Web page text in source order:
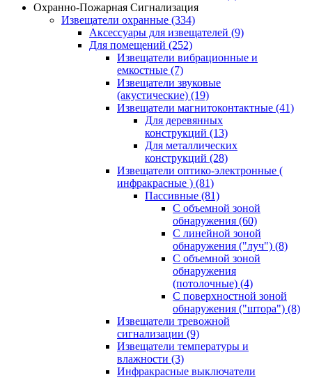
Охранно-Пожарная Сигнализация
Извещатели охранные (334)
Аксессуары для извещателей (9)
Для помещений (252)
Извещатели вибрационные и
емкостные (7)
Извещатели звуковые
(акустические) (19)
Извещатели магнитоконтактные (41)
Для деревянных
конструкций (13)
Для металлических
конструкций (28)
Извещатели оптико-электронные (
инфракрасные ) (81)
Пассивные (81)
С объемной зоной
обнаружения (60)
С линейной зоной
обнаружения ("луч") (8)
С объемной зоной
обнаружения
(потолочные) (4)
С поверхностной зоной
обнаружения ("штора") (8)
Извещатели тревожной
сигнализации (9)
Извещатели температуры и
влажности (3)
Инфракрасные выключатели